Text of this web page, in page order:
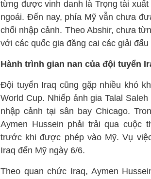
từng được vinh danh là Trọng tài
ngoái. Đến nay, phía Mỹ vẫn chưa
chối nhập cảnh. Theo Abshir, chưa
với các quốc gia đăng cai các giải
Hành trình gian nan của đội tuyển
Đội tuyển Iraq cũng gặp nhiều khó
World Cup. Nhiếp ảnh gia Talal
nhập cảnh tại sân bay Chicago.
Aymen Hussein phải trải qua cuộc
trước khi được phép vào Mỹ. Vụ
Iraq đến Mỹ ngày 6/6.
Theo quan chức Iraq, Aymen